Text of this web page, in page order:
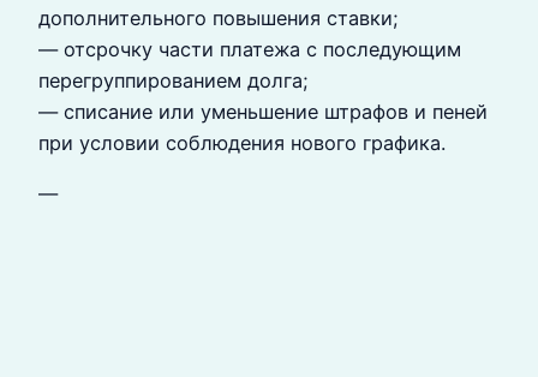
дополнительного повышения ставки;
— отсрочку части платежа с последующим
перегруппированием долга;
— списание или уменьшение штрафов и пеней
при условии соблюдения нового графика.
—